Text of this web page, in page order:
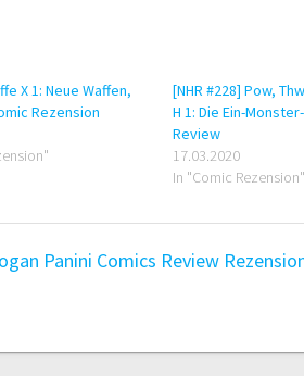
X 1: Neue Waffen,
Rezension
[NHR #228] Pow,
H 1: Die Ein-
Review
17.03.2020
In "Comic Rezension"
Panini Comics Review